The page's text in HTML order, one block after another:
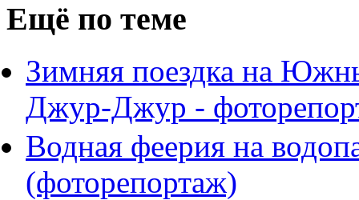
Ещё по теме
Зимняя поездка на
Джур-Джур -
Водная феерия на
(фоторепортаж)